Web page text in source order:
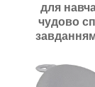
для
чудово